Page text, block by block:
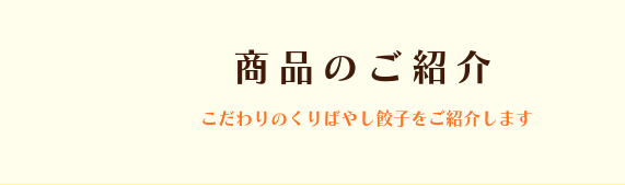
商品のご紹介
こだわりのくりばやし餃子をご紹介します